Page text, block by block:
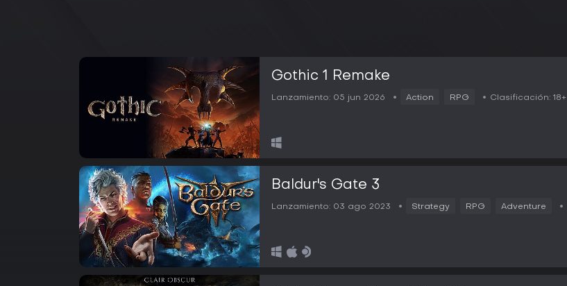
Gothic 1 Remake
Lanzamiento: 05 jun 2026 Action RPG Clasificación: 18+
Baldur's Gate 3
Lanzamiento: 03 ago 2023 Strategy RPG Adventure